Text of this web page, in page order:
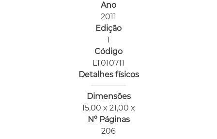
Ano
2011
Edição
1
Código
LT010711
Detalhes físicos
Dimensões
15,00 x 21,00 x
Nº Páginas
206